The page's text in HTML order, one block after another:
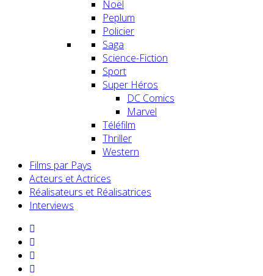
Noël
Peplum
Policier
Saga
Science-Fiction
Sport
Super Héros
DC Comics
Marvel
Téléfilm
Thriller
Western
Films par Pays
Acteurs et Actrices
Réalisateurs et Réalisatrices
Interviews